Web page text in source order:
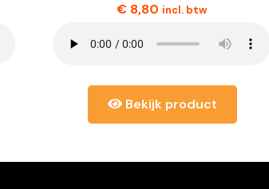
€ 8,80 incl. btw
Bekijk product